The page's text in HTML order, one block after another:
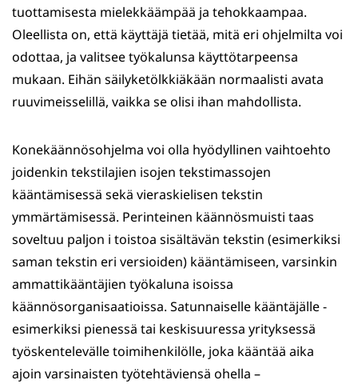
tuottamisesta mielekkäämpää ja tehokkaampaa.
Oleellista on, että käyttäjä tietää, mitä eri ohjelmilta voi
odottaa, ja valitsee työkalunsa käyttötarpeensa
mukaan. Eihän säilyketölkkiäkään normaalisti avata
ruuvimeisselillä, vaikka se olisi ihan mahdollista.
Konekäännösohjelma voi olla hyödyllinen vaihtoehto
joidenkin tekstilajien isojen tekstimassojen
kääntämisessä sekä vieraskielisen tekstin
ymmärtämisessä. Perinteinen käännösmuisti taas
soveltuu paljon i toistoa sisältävän tekstin (esimerkiksi
saman tekstin eri versioiden) kääntämiseen, varsinkin
ammattikääntäjien työkaluna isoissa
käännösorganisaatioissa. Satunnaiselle kääntäjälle -
esimerkiksi pienessä tai keskisuuressa yrityksessä
työskentelevälle toimihenkilölle, joka kääntää aika
ajoin varsinaisten työtehtäviensä ohella –